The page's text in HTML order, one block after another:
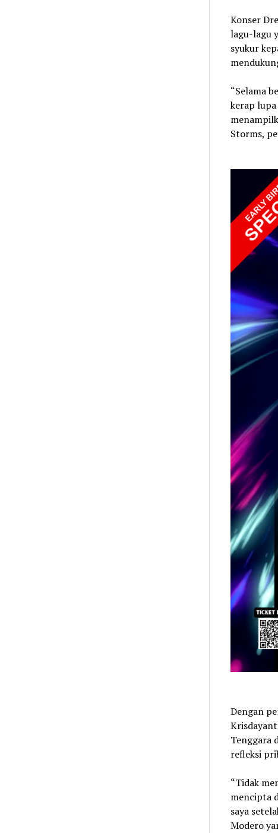
Konser
lagu-lagu
syukur
“Selama
kerap
Storms,
Dengan
Tenggara
refleksi
“Tidak
mencipta
saya
Modero